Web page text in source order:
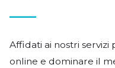
Affidati ai nostri
online e dominare il